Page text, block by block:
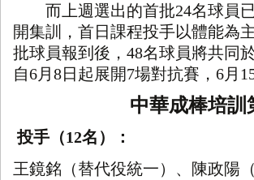
而上週選出的首批24名球員
開集訓，首日課程投手以體能為
批球員報到後， 48名球員將共同
自6月8日起展開7場對抗賽， 6月
中華成棒培訓
投手（12名）：
王鏡銘（替代役統一）、陳政陽